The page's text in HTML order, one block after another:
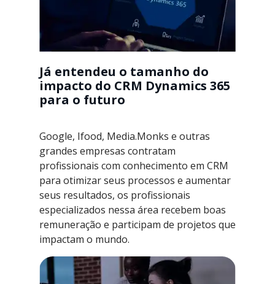
Já entendeu o tamanho do
impacto do CRM Dynamics 365
para o futuro
Google, Ifood, Media.Monks e outras
grandes empresas contratam
profissionais com conhecimento em CRM
para otimizar seus processos e aumentar
seus resultados, os profissionais
especializados nessa área recebem boas
remuneração e participam de projetos que
impactam o mundo.